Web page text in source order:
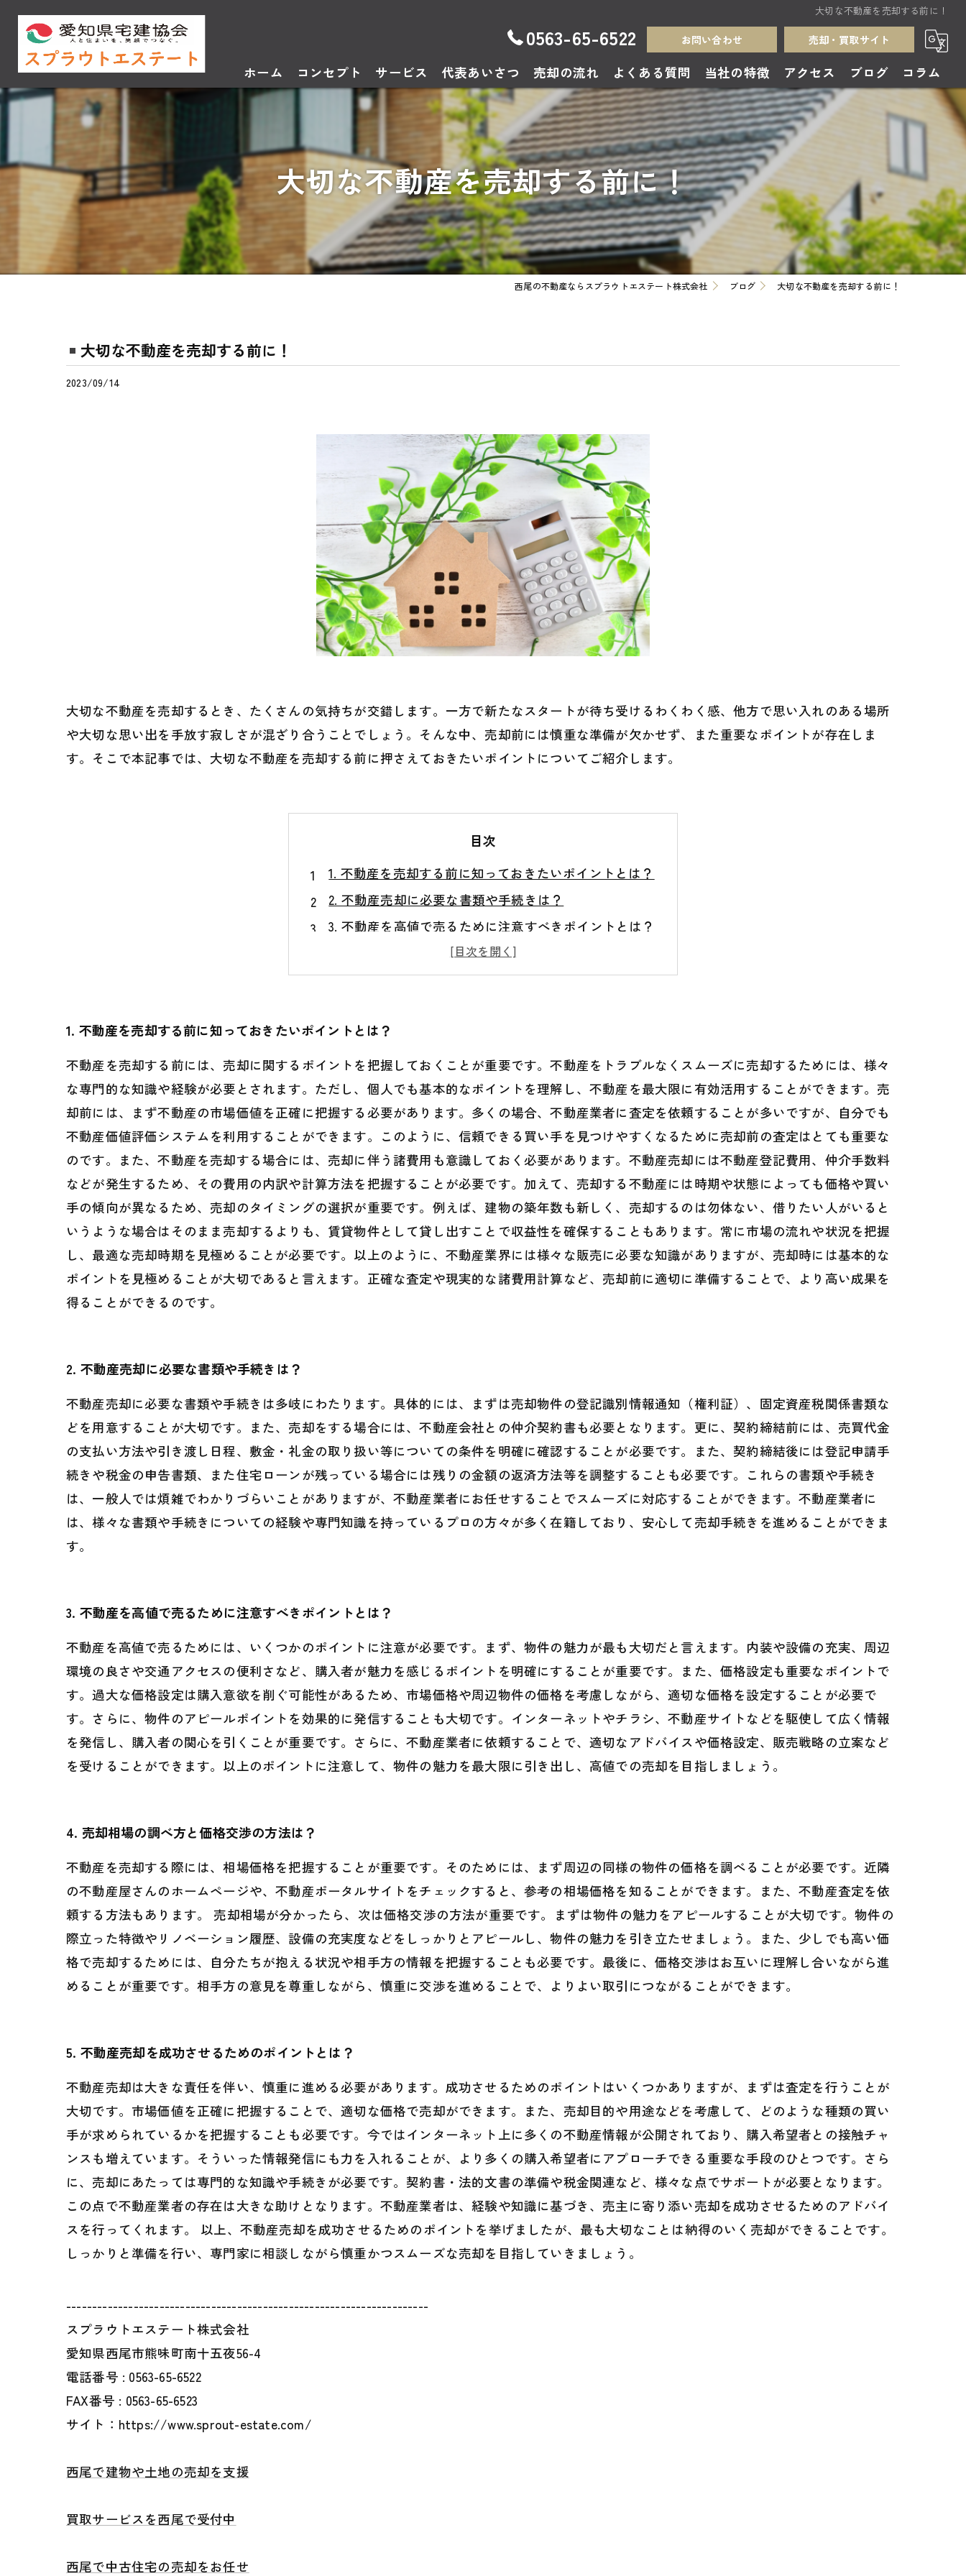
大切な不動産を売却する前に！
0563-65-6522 お問い合わせ 売却・買取サイト
ホーム コンセプト サービス 代表あいさつ 売却の流れ よくある質問 当社の特徴
売却
買取
中古住宅
無料査定
土地
アクセス ブログ コラム
大切な不動産を売却する前に！
西尾の不動産ならスプラウトエステート株式会社 ブログ 大切な不動産を売却する前に！
大切な不動産を売却する前に！
2023/09/14
大切な不動産を売却するとき、たくさんの気持ちが交錯します。一方で新たなスタートが待ち受けるわくわく感、他方で思い入れのある場所
や大切な思い出を手放す寂しさが混ざり合うことでしょう。そんな中、売却前には慎重な準備が欠かせず、また重要なポイントが存在しま
す。そこで本記事では、大切な不動産を売却する前に押さえておきたいポイントについてご紹介します。
目次
1. 不動産を売却する前に知っておきたいポイントとは？
2. 不動産売却に必要な書類や手続きは？
3. 不動産を高値で売るために注意すべきポイントとは？
4. 売却相場の調べ方と価格交渉の方法は？
5. 不動産売却を成功させるためのポイントとは？
1. 不動産を売却する前に知っておきたいポイントとは？
不動産を売却する前には、売却に関するポイントを把握しておくことが重要です。不動産をトラブルなくスムーズに売却するためには、様々
な専門的な知識や経験が必要とされます。ただし、個人でも基本的なポイントを理解し、不動産を最大限に有効活用することができます。売
却前には、まず不動産の市場価値を正確に把握する必要があります。多くの場合、不動産業者に査定を依頼することが多いですが、自分でも
不動産価値評価システムを利用することができます。このように、信頼できる買い手を見つけやすくなるために売却前の査定はとても重要な
のです。また、不動産を売却する場合には、売却に伴う諸費用も意識しておく必要があります。不動産売却には不動産登記費用、仲介手数料
などが発生するため、その費用の内訳や計算方法を把握することが必要です。加えて、売却する不動産には時期や状態によっても価格や買い
手の傾向が異なるため、売却のタイミングの選択が重要です。例えば、建物の築年数も新しく、売却するのは勿体ない、借りたい人がいると
いうような場合はそのまま売却するよりも、賃貸物件として貸し出すことで収益性を確保することもあります。常に市場の流れや状況を把握
し、最適な売却時期を見極めることが必要です。以上のように、不動産業界には様々な販売に必要な知識がありますが、売却時には基本的な
ポイントを見極めることが大切であると言えます。正確な査定や現実的な諸費用計算など、売却前に適切に準備することで、より高い成果を
得ることができるのです。
2. 不動産売却に必要な書類や手続きは？
不動産売却に必要な書類や手続きは多岐にわたります。具体的には、まずは売却物件の登記識別情報通知（権利証）、固定資産税関係書類な
どを用意することが大切です。また、売却をする場合には、不動産会社との仲介契約書も必要となります。更に、契約締結前には、売買代金
の支払い方法や引き渡し日程、敷金・礼金の取り扱い等についての条件を明確に確認することが必要です。また、契約締結後には登記申請手
続きや税金の申告書類、また住宅ローンが残っている場合には残りの金額の返済方法等を調整することも必要です。これらの書類や手続き
は、一般人では煩雑でわかりづらいことがありますが、不動産業者にお任せすることでスムーズに対応することができます。不動産業者に
は、様々な書類や手続きについての経験や専門知識を持っているプロの方々が多く在籍しており、安心して売却手続きを進めることができま
す。
3. 不動産を高値で売るために注意すべきポイントとは？
不動産を高値で売るためには、いくつかのポイントに注意が必要です。まず、物件の魅力が最も大切だと言えます。内装や設備の充実、周辺
環境の良さや交通アクセスの便利さなど、購入者が魅力を感じるポイントを明確にすることが重要です。また、価格設定も重要なポイントで
す。過大な価格設定は購入意欲を削ぐ可能性があるため、市場価格や周辺物件の価格を考慮しながら、適切な価格を設定することが必要で
す。さらに、物件のアピールポイントを効果的に発信することも大切です。インターネットやチラシ、不動産サイトなどを駆使して広く情報
を発信し、購入者の関心を引くことが重要です。さらに、不動産業者に依頼することで、適切なアドバイスや価格設定、販売戦略の立案など
を受けることができます。以上のポイントに注意して、物件の魅力を最大限に引き出し、高値での売却を目指しましょう。
4. 売却相場の調べ方と価格交渉の方法は？
不動産を売却する際には、相場価格を把握することが重要です。そのためには、まず周辺の同様の物件の価格を調べることが必要です。近隣
の不動産屋さんのホームページや、不動産ポータルサイトをチェックすると、参考の相場価格を知ることができます。また、不動産査定を依
頼する方法もあります。 売却相場が分かったら、次は価格交渉の方法が重要です。まずは物件の魅力をアピールすることが大切です。物件の
際立った特徴やリノベーション履歴、設備の充実度などをしっかりとアピールし、物件の魅力を引き立たせましょう。また、少しでも高い価
格で売却するためには、自分たちが抱える状況や相手方の情報を把握することも必要です。最後に、価格交渉はお互いに理解し合いながら進
めることが重要です。相手方の意見を尊重しながら、慎重に交渉を進めることで、よりよい取引につながることができます。
5. 不動産売却を成功させるためのポイントとは？
不動産売却は大きな責任を伴い、慎重に進める必要があります。成功させるためのポイントはいくつかありますが、まずは査定を行うことが
大切です。市場価値を正確に把握することで、適切な価格で売却ができます。また、売却目的や用途などを考慮して、どのような種類の買い
手が求められているかを把握することも必要です。今ではインターネット上に多くの不動産情報が公開されており、購入希望者との接触チャ
ンスも増えています。そういった情報発信にも力を入れることが、より多くの購入希望者にアプローチできる重要な手段のひとつです。さら
に、売却にあたっては専門的な知識や手続きが必要です。契約書・法的文書の準備や税金関連など、様々な点でサポートが必要となります。
この点で不動産業者の存在は大きな助けとなります。不動産業者は、経験や知識に基づき、売主に寄り添い売却を成功させるためのアドバイ
スを行ってくれます。 以上、不動産売却を成功させるためのポイントを挙げましたが、最も大切なことは納得のいく売却ができることです。
しっかりと準備を行い、専門家に相談しながら慎重かつスムーズな売却を目指していきましょう。
----------------------------------------------------------------------
スプラウトエステート株式会社
愛知県西尾市熊味町南十五夜56-4
電話番号 : 0563-65-6522
FAX番号 : 0563-65-6523
サイト：https://www.sprout-estate.com/
西尾で建物や土地の売却を支援
買取サービスを西尾で受付中
西尾で中古住宅の売却をお任せ